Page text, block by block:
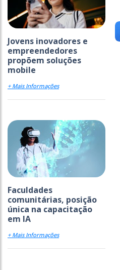
Jovens inovadores e
empreendedores
propõem soluções
mobile
+ Mais Informações
Faculdades
comunitárias, posição
única na capacitação
em IA
+ Mais Informações